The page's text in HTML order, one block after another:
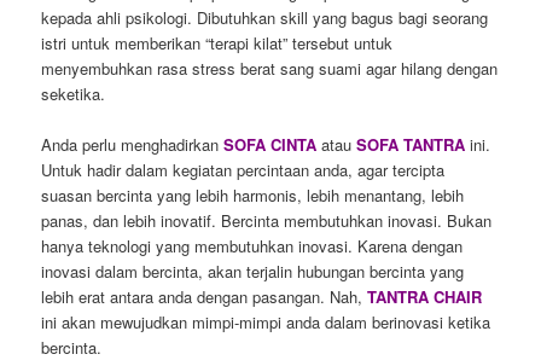
kepada ahli psikologi. Dibutuhkan skill yang bagus bagi seorang
istri untuk memberikan “terapi kilat” tersebut untuk
menyembuhkan rasa stress berat sang suami agar hilang dengan
seketika.
Anda perlu menghadirkanSOFA CINTA atauSOFA TANTRA ini.
Untuk hadir dalam kegiatan percintaan anda, agar tercipta
suasan bercinta yang lebih harmonis, lebih menantang, lebih
panas, dan lebih inovatif. Bercinta membutuhkan inovasi. Bukan
hanya teknologi yang membutuhkan inovasi. Karena dengan
inovasi dalam bercinta, akan terjalin hubungan bercinta yang
lebih erat antara anda dengan pasangan. Nah,TANTRA CHAIR
ini akan mewujudkan mimpi-mimpi anda dalam berinovasi ketika
bercinta.